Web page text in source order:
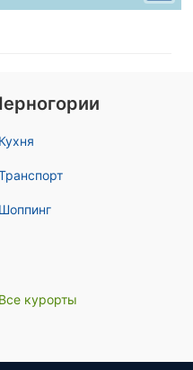
Кухня
Шоппинг
Все курорты